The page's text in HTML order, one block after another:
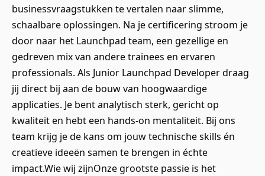
businessvraagstukken te vertalen naar slimme,
schaalbare oplossingen. Na je certificering stroom je
door naar het Launchpad team, een gezellige en
gedreven mix van andere trainees en ervaren
professionals. Als Junior Launchpad Developer draag
jij direct bij aan de bouw van hoogwaardige
applicaties. Je bent analytisch sterk, gericht op
kwaliteit en hebt een hands-on mentaliteit. Bij ons
team krijg je de kans om jouw technische skills én
creatieve ideeën samen te brengen in échte
impact.Wie wij zijnOnze grootste passie is het